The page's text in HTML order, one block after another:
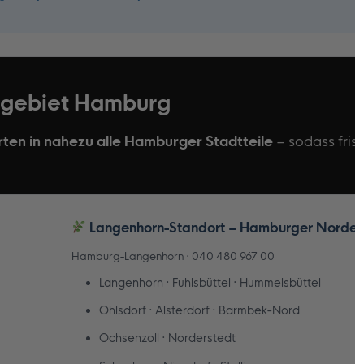
Hamburg
in nahezu alle Hamburger Stadtteile – sodass
Langenhorn-Standort – Hamburger
Hamburg-Langenhorn · 040 480 967 00
Langenhorn · Fuhlsbüttel · Hummelsbüttel
Ohlsdorf · Alsterdorf · Barmbek-Nord
Ochsenzoll · Norderstedt